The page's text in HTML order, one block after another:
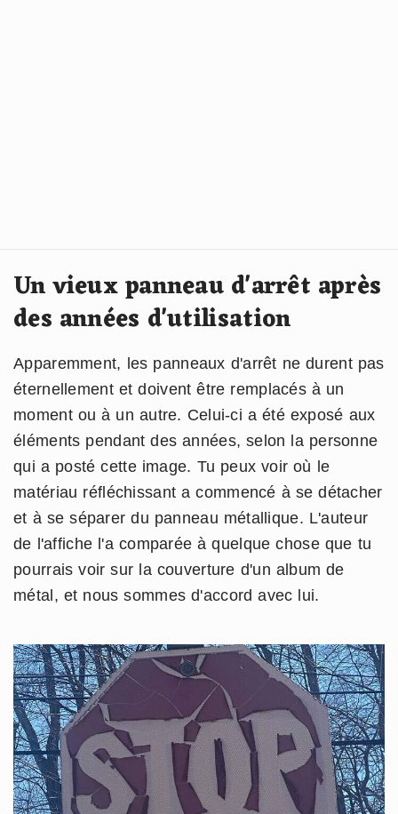
Un vieux panneau d'arrêt après
des années d'utilisation
Apparemment, les panneaux d'arrêt ne durent pas
éternellement et doivent être remplacés à un
moment ou à un autre. Celui-ci a été exposé aux
éléments pendant des années, selon la personne
qui a posté cette image. Tu peux voir où le
matériau réfléchissant a commencé à se détacher
et à se séparer du panneau métallique. L'auteur
de l'affiche l'a comparée à quelque chose que tu
pourrais voir sur la couverture d'un album de
métal, et nous sommes d'accord avec lui.